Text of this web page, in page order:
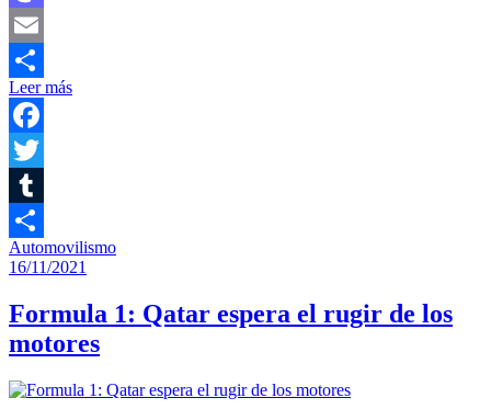
Mastodon
Email
Compartir
Leer más
Facebook
Twitter
Tumblr
Compartir
Automovilismo
16/11/2021
Formula 1: Qatar espera el rugir de los
motores